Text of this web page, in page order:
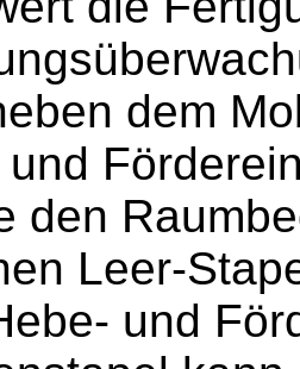
dem
und
den
Leer-
und